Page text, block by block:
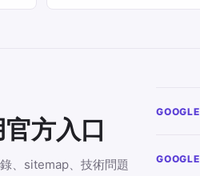
方入口
、sitemap、技術問題
GOOGLE
GOOGLE